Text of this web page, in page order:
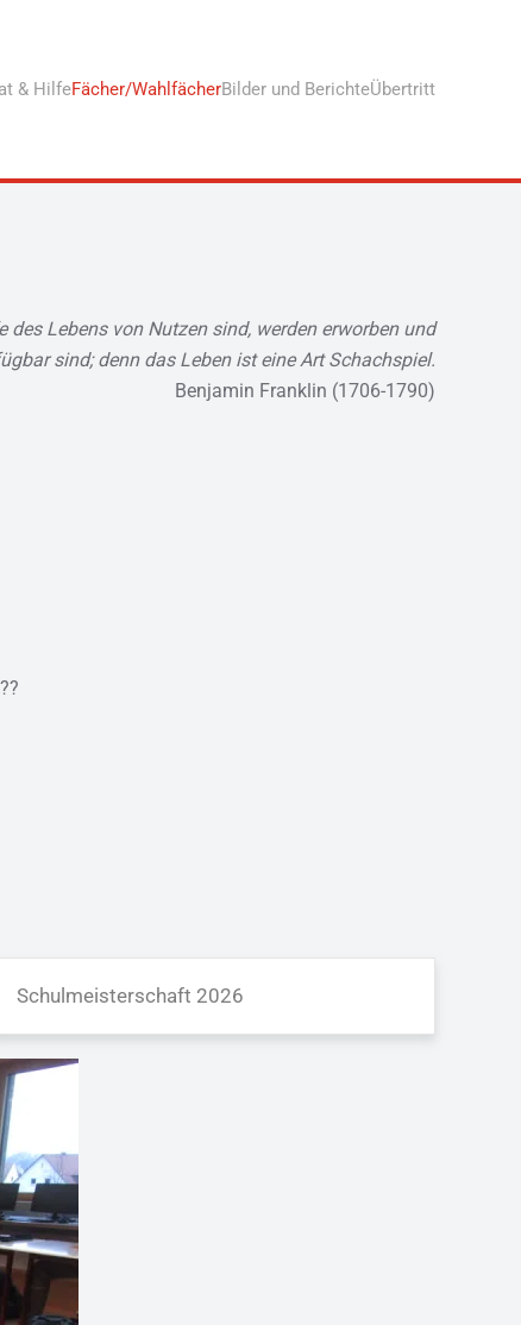
& HilfeFächer/WahlfächerBilder und BerichteÜbertritt
Lebens von Nutzen sind, werden erworben und
sind; denn das Leben ist eine Art Schachspiel.
Benjamin Franklin (1706-1790)
Schulmeisterschaft 2026